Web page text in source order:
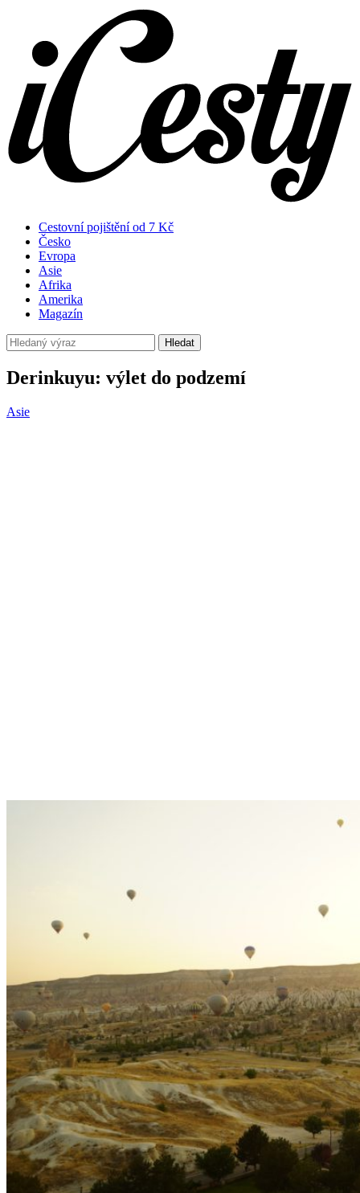
Cestovní pojištění od 7 Kč
Česko
Evropa
Asie
Afrika
Amerika
Magazín
Hledat
Derinkuyu: výlet do podzemí
Asie